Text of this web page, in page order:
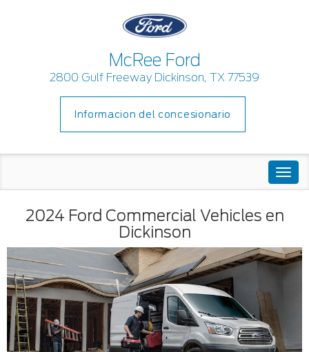
McRee Ford
2800 Gulf Freeway Dickinson, TX 77539
Informacion del concesionario
2024 Ford Commercial Vehicles en
Dickinson